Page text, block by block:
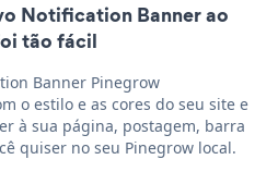
Notification Banner ao
tão fácil
Banner Pinegrow
o estilo e as cores do seu site e
à sua página, postagem, barra
quiser no seu Pinegrow local.